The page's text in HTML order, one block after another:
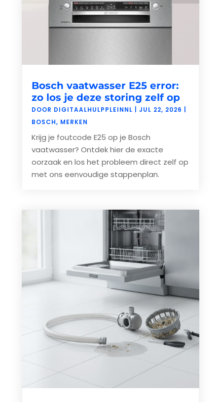
Bosch vaatwasser E25 error:
zo los je deze storing zelf op
DOOR DIGITAALHULPPLEINNL JUL 22, 2026
BOSCH, MERKEN
Krijg je foutcode E25 op je Bosch
vaatwasser? Ontdek hier de exacte
oorzaak en los het probleem direct zelf op
met ons eenvoudige stappenplan.